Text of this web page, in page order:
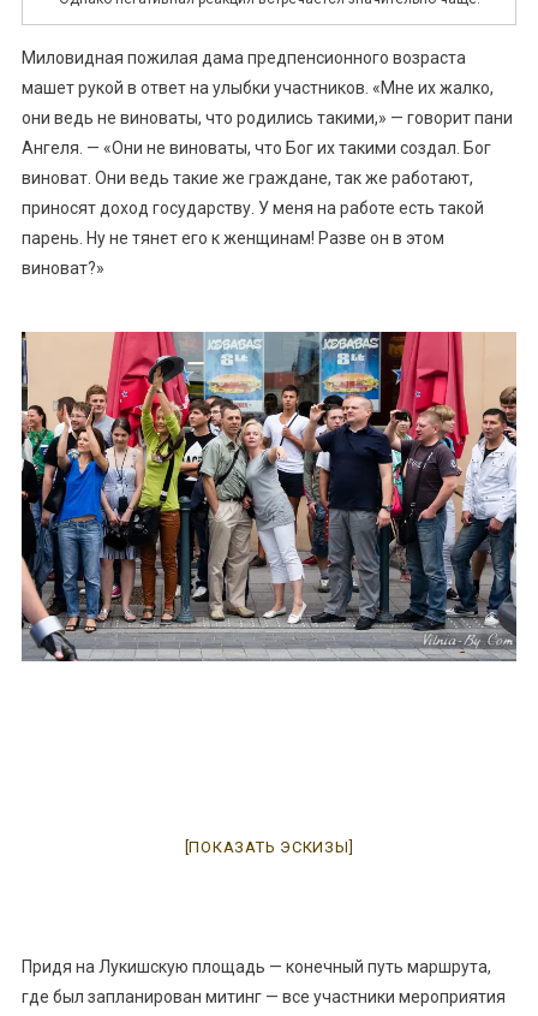
Миловидная пожилая дама предпенсионного возраста
машет рукой в ответ на улыбки участников. «Мне их жалко,
они ведь не виноваты, что родились такими,» — говорит пани
Ангеля. — «Они не виноваты, что Бог их такими создал. Бог
виноват. Они ведь такие же граждане, так же работают,
приносят доход государству. У меня на работе есть такой
парень. Ну не тянет его к женщинам! Разве он в этом
виноват?»
[ПОКАЗАТЬ ЭСКИЗЫ]
Придя на Лукишскую площадь — конечный путь маршрута,
где был запланирован митинг — все участники мероприятия